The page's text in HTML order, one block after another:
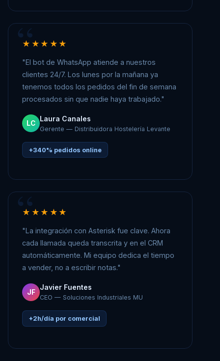
★★★★★
"El bot de WhatsApp atiende a nuestros
clientes 24/7. Los lunes por la mañana ya
tenemos todos los pedidos del fin de semana
procesados sin que nadie haya trabajado."
LC
Laura Canales
Gerente — Distribuidora Hostelería Levante
+340% pedidos online
★★★★★
"La integración con Asterisk fue clave. Ahora
cada llamada queda transcrita y en el CRM
automáticamente. Mi equipo dedica el tiempo
a vender, no a escribir notas."
JF
Javier Fuentes
CEO — Soluciones Industriales MU
+2h/día por comercial